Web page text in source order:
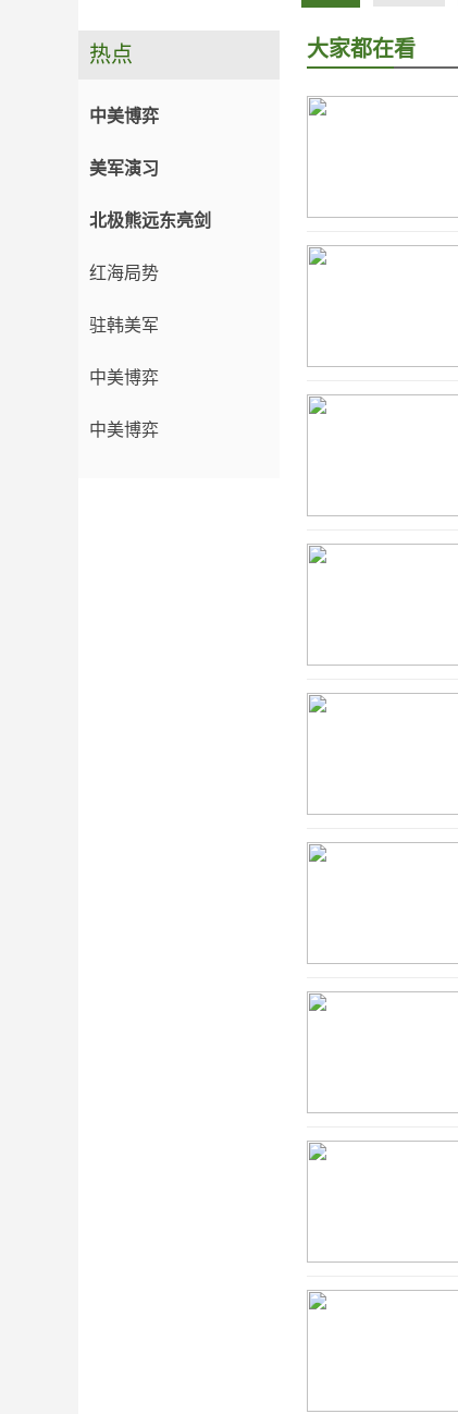
热点
中美博弈
美军演习
北极熊远东亮剑
红海局势
驻韩美军
中美博弈
中美博弈
大家都在看